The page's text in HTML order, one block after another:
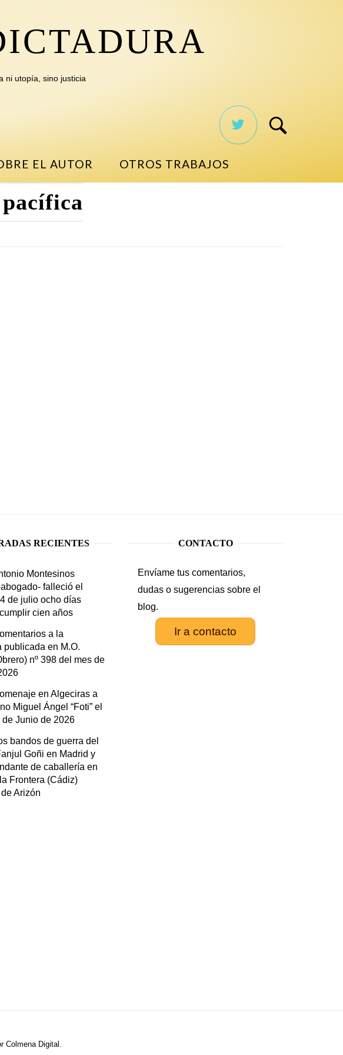
ni utopía, sino justicia
EL AUTOR OTROS TRABAJOS
RECIENTES
Montesinos
falleció el
de julio ocho días
cien años
a la
publicada en M.O.
nº 398 del mes de
en Algeciras a
Miguel Ángel “Foti” el
de Junio de 2026
bandos de guerra del
Goñi en Madrid y
de caballería en
Frontera (Cádiz)
Arizón
CONTACTO
Envíame tus comentarios,
dudas o sugerencias sobre el
blog.
Ir a contacto
Colmena Digital .